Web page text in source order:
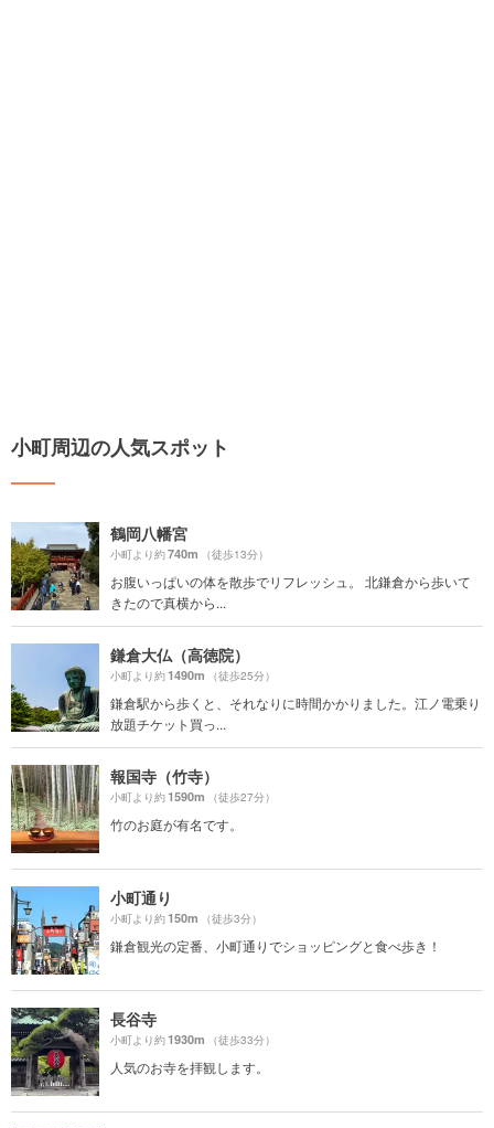
小町周辺の人気スポット
鶴岡八幡宮
小町より約740m （徒歩13分）
お腹いっぱいの体を散歩でリフレッシュ。 北鎌倉から歩いて
きたので真横から...
鎌倉大仏（高徳院）
小町より約1490m （徒歩25分）
鎌倉駅から歩くと、それなりに時間かかりました。江ノ電乗り
放題チケット買っ...
報国寺（竹寺）
小町より約1590m （徒歩27分）
竹のお庭が有名です。
小町通り
小町より約150m （徒歩3分）
鎌倉観光の定番、小町通りでショッピングと食べ歩き！
長谷寺
小町より約1930m （徒歩33分）
人気のお寺を拝観します。